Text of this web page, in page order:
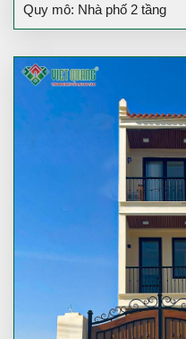
Quy mô: Nhà phố 2 tầng